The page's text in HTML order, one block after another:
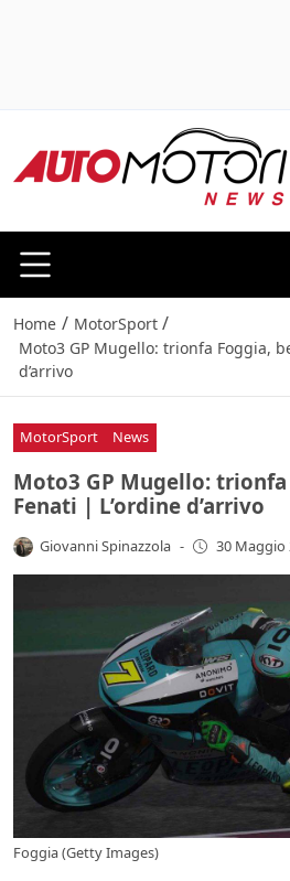
Home / MotorSport /
Moto3 GP Mugello: trionfa Foggia,
d’arrivo
MotorSport News
Moto3 GP Mugello:
Fenati | L’ordine d’arrivo
Giovanni Spinazzola - 30 Maggio
Foggia (Getty Images)